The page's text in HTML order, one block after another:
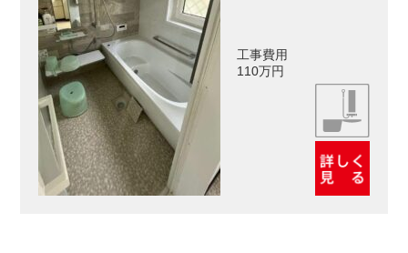
工事費用
110万円